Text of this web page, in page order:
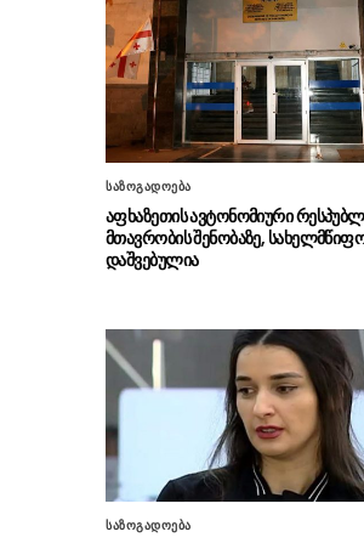
საზოგადოება
აფხაზეთის ავტონომიური
მთავრობის შენობაზე,
დაშვებულია
საზოგადოება